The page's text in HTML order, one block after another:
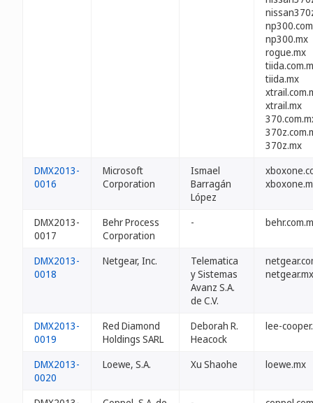
np300.mx
rogue.mx
tiida.mx
xtrail.mx
370z.mx
DMX2013-
0016
Microsoft
Corporation
Ismael
Barragán
López
DMX2013-
0017
Behr Process
Corporation
-
DMX2013-
0018
Netgear, Inc.
Telematica
y Sistemas
Avanz S.A.
de C.V.
netgear.mx
DMX2013-
0019
Red Diamond
Holdings SARL
Deborah R.
Heacock
lee-
DMX2013-
0020
Loewe, S.A. Xu Shaohe loewe.mx